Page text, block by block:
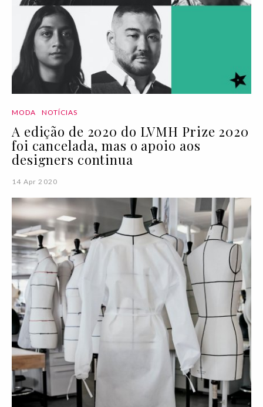
MODA NOTÍCIAS
A edição de 2020 do LVMH Prize 2020
foi cancelada, mas o apoio aos
designers continua
14 Apr 2020